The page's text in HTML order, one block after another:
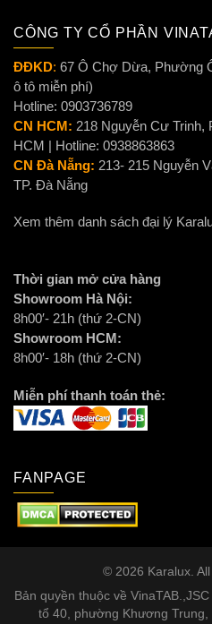
CÔNG TY CỔ PHẦN
ĐĐKD: 67 Ô Chợ Dừa, Phường
ô tô miễn phí)
Hotline: 0903736789
CN HCM: 218 Nguyễn Cư Trinh,
HCM | Hotline: 0938863863
CN Đà Nẵng: 213- 215 Nguyễn
TP. Đà Nẵng
Xem thêm danh sách đại lý
Thời gian mở cửa hàng
Showroom Hà Nội:
8h00′- 21h (thứ 2-CN)
Showroom HCM:
8h00′- 18h (thứ 2-CN)
Miễn phí thanh toán thẻ:
FANPAGE
© 2026 Karalux.
Bản quyền thuộc về
tổ 40, phường Khương Trung,